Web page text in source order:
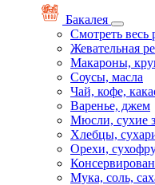
Бакалея
Смотреть весь
Жевательная
Макароны,
Соусы, масла
Чай, кофе,
Варенье, джем
Мюсли, сухие
Хлебцы,
Орехи,
Мука, соль,